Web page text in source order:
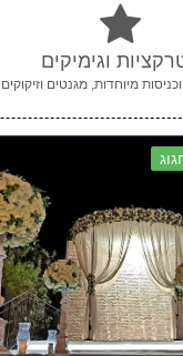
וגימיקים
מיוחדות, מגנטים וזיקוקים